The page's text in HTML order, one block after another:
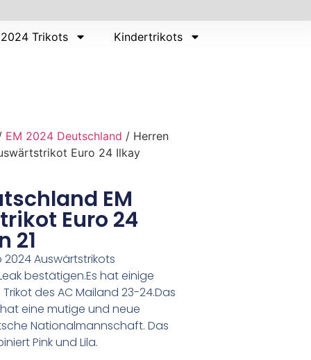
Trikots Kindertrikots
EM 2024 Deutschland / Herren
Euro 24 Ilkay
EM
Euro 24
21
Auswärtstrikots
bestätigen.Es hat einige
des AC Mailand 23-24.Das
hat eine mutige und neue
Nationalmannschaft. Das
Pink und Lila.